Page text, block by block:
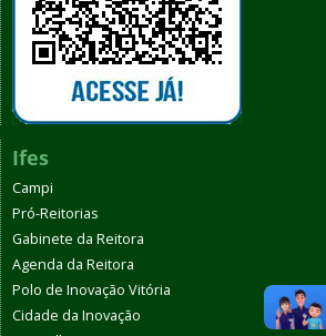
Ifes
Campi
Pró-Reitorias
Gabinete da Reitora
Agenda da Reitora
Polo de Inovação Vitória
Cidade da Inovação